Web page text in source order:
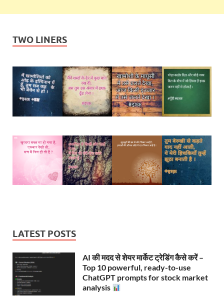
TWO LINERS
LATEST POSTS
AI की मदद से शेयर मार्केट ट्रेडिंग कैसे करें –
Top 10 powerful, ready-to-use
ChatGPT prompts for stock market
analysis